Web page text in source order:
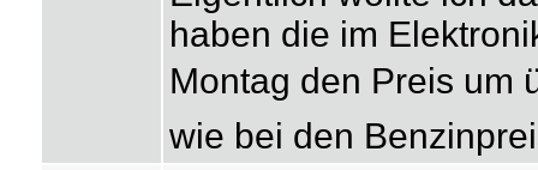
haben die im
Montag den Preis um
wie bei den